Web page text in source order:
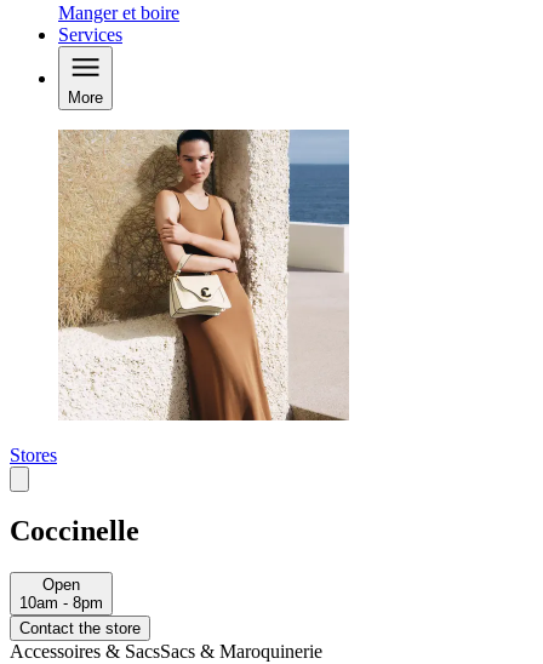
Manger et boire
Services
More
Stores
Coccinelle
Open
10am - 8pm
Contact the store
Accessoires & SacsSacs & Maroquinerie